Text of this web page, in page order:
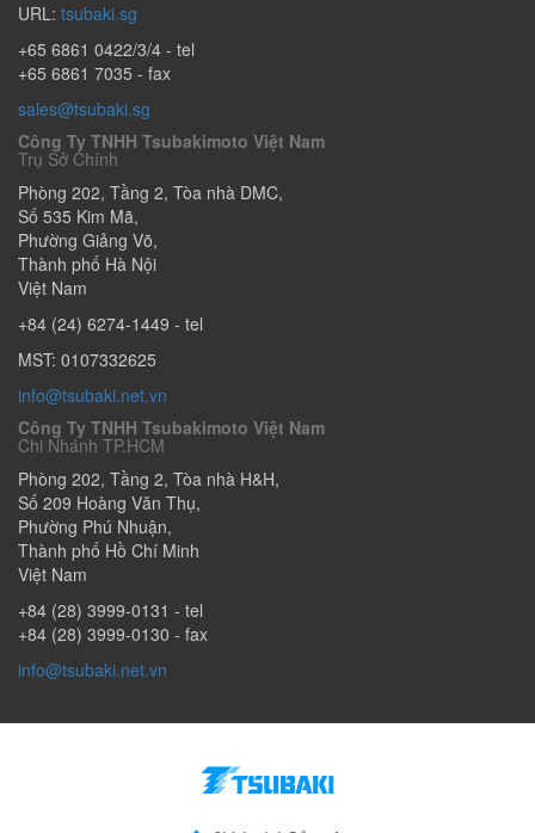
URL: tsubaki.sg
+65 6861 0422/3/4 - tel
+65 6861 7035 - fax
sales@tsubaki.sg
Công Ty TNHH Tsubakimoto Việt Nam
Trụ Sở Chính
Phòng 202, Tầng 2, Tòa nhà DMC,
Số 535 Kim Mã,
Phường Giảng Võ,
Thành phố Hà Nội
Việt Nam
+84 (24) 6274-1449 - tel
MST: 0107332625
info@tsubaki.net.vn
Công Ty TNHH Tsubakimoto Việt Nam
Chi Nhánh TP.HCM
Phòng 202, Tầng 2, Tòa nhà H&H,
Số 209 Hoàng Văn Thụ,
Phường Phú Nhuận,
Thành phố Hồ Chí Minh
Việt Nam
+84 (28) 3999-0131 - tel
+84 (28) 3999-0130 - fax
info@tsubaki.net.vn